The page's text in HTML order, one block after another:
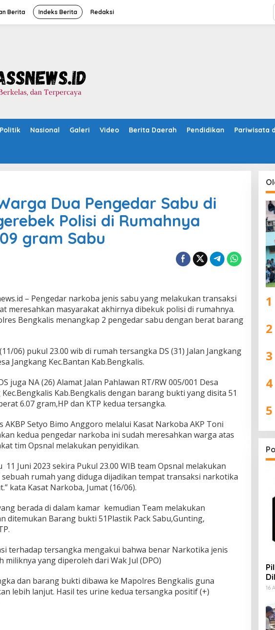
Berita Indeks Berita Redaksi
Politik Nasional Galeri Video Berita Daerah Pendidikan Pariwisata
Dua Pengedar Sabu di
Polisi di Rumahnya
gram Sabu
– Pengedar narkoba jenis sabu yang melakukan transaksi
meresahkan masyarakat akhirnya dibekuk polisi di rumahnya.
Bengkalis menangkap 2 pengedar sabu dengan berat barang
06) pukul 23.00 wib di rumah tersangka DS (31) Jalan Jangkang
Jangkang Kec.Bantan Kab.Bengkalis.
juga NA (26) Alamat Jalan Pahlawan RT/RW 005/001 Desa
Kab.Bengkalis dengan barang bukti yang disita 51
6.07 gram,HP dan KTP kedua tersangka.
AKBP Setyo Bimo Anggoro melalui Kasat Narkoba AKP Toni
kedua pengedar narkoba ini sudah meresahkan warga atas
tim Opsnal melakukan penyidikan.
11 Juni 2023 sekira Pukul 23.00 WIB team Opsnal melakukan
rumah yang diduga dijadikan tempat transaksi narkotika
kata Kasat Narkoba, Jumat (16/06).
berada di dalam kamar kemudian Team melakukan
ditemukan Barang bukti 51Plastik Pack Sabu,Gunting,
terhadap tersangka mengakui bahwa benar Narkotika jenis
miliknya yang diperoleh dari Wak Jul (DPO)
dan barang bukti dibawa ke Mapolres Bengkalis guna
lebih lanjut. Hasil tes urine kedua tersangka positif (+)
1
2
3
4
5
16